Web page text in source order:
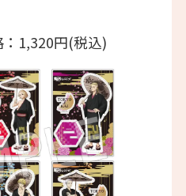
1,320円(税込)